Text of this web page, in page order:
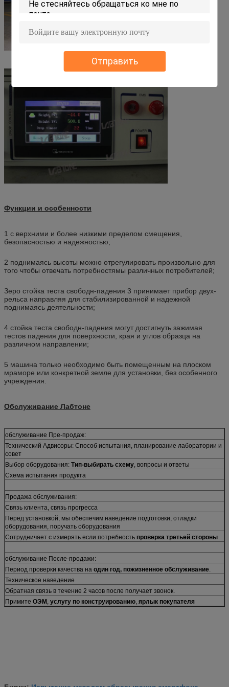
Отправить
Функции и особенности
1 с верхними и более низкими пределом смещения,
безопасностью и надежностью;
2 поднимаясь высоты можно отрегулировать произвольно для
того чтобы отвечать потребностямы различных потребителей;
Зеро стойка теста свободн-падения 3 принимает прибор двух-
рельса направляя для стабилизированной и надежной
поднимаясь деятельности;
4 стойка теста свободн-падения могут достигнуть зажимая
тестов падения для поверхности, края и углов образца на
различном направлении;
5 машина только необходимо быть помещенным на плоском
мраморе или конкретной земле для установки, без особенного
учреждения.
Обслуживание Лабтоне
обслуживание Пре-продаж:
Технический Адвисоры: Способ испытания, планирование лаборатории и
совет
Выбор оборудования: Тип-выбирать схему, вопросы и ответы
Схема испытания продукта
Продажа обслуживания:
Связь клиента, связь прогресса
Перед установкой, мы обеспечим наведение подготовки, отладки
оборудования, поручать оборудования
Сотрудничает с измерять если потребность проверка третьей стороны
обслуживание После-продажи:
Период проверки качества на один год, пожизненное обслуживание.
Техническое наведение
Обратная связь в течение 2 часов после получает звонок.
Примите ОЭМ , услугу по конструированию, ярлык покупателя